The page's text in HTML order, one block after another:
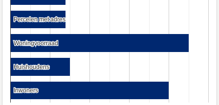
Percelen met adres
Percelen met adres
Woningvoorraad
Woningvoorraad
Huishoudens
Huishoudens
Inwoners
Inwoners